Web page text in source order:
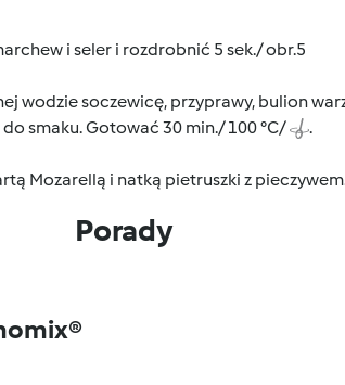
i seler i rozdrobnić 5 sek./ obr.5
wodzie soczewicę, przyprawy, bulion
smaku. Gotować 30 min./ 100 °C/
.
Mozarellą i natką pietruszki z
Porady